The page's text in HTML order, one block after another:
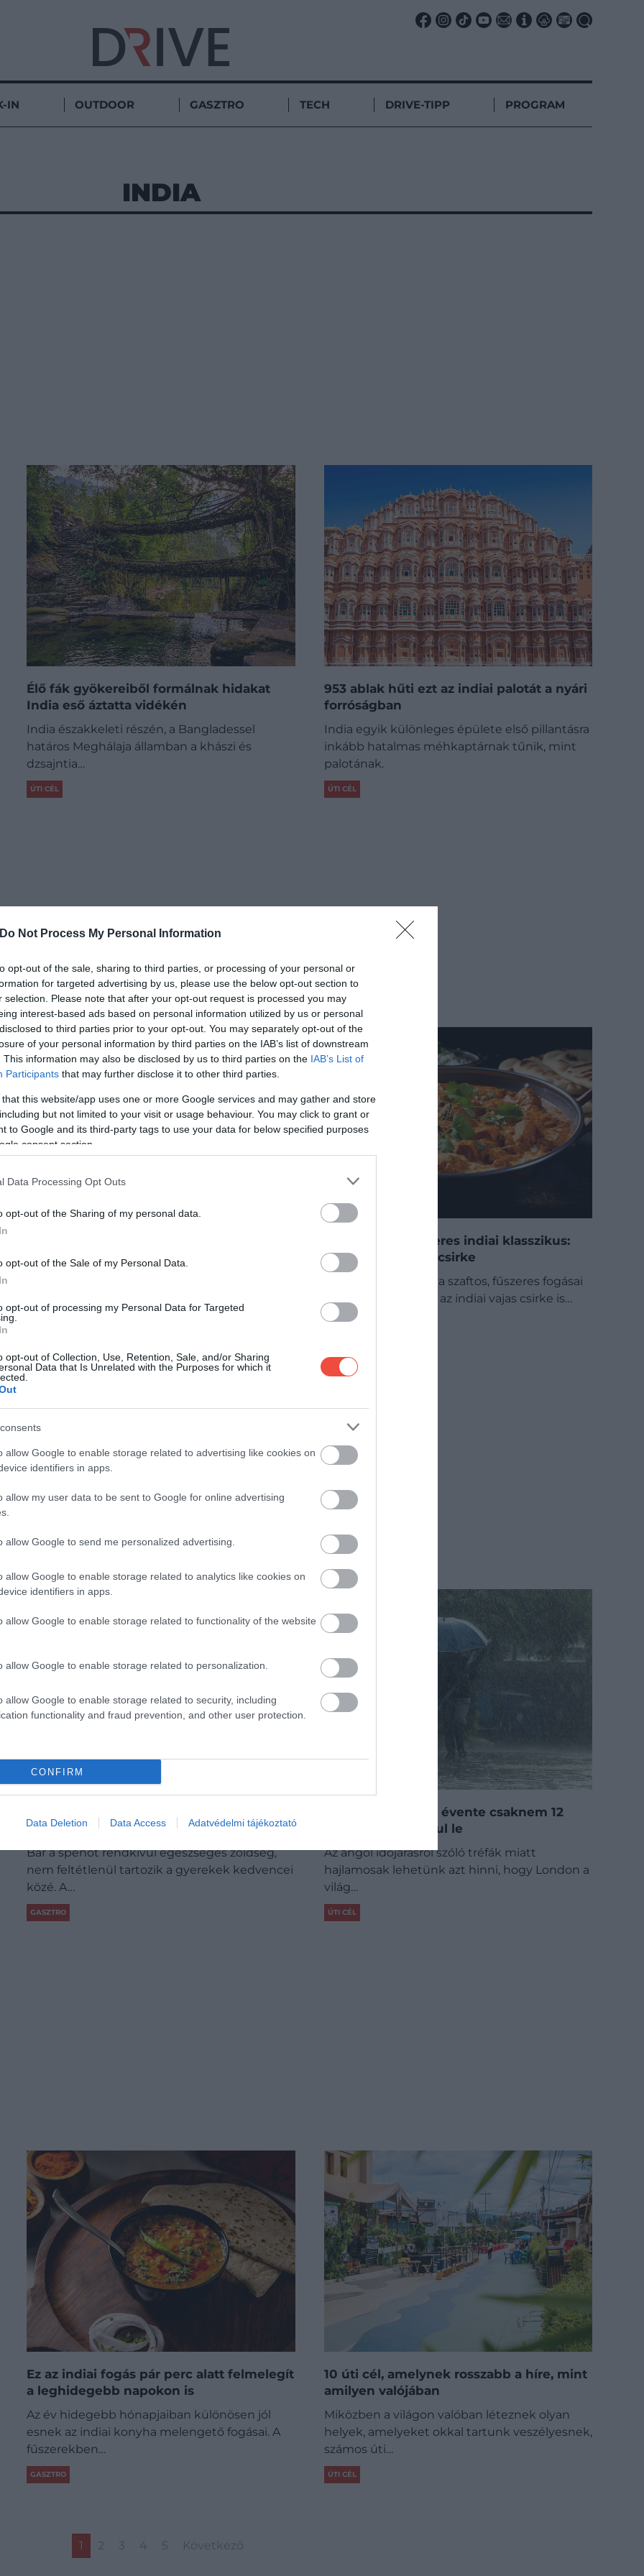
Do Not Process My Personal Information
opt-out of the sale, sharing to third parties, or processing of your personal or
for targeted advertising by us, please use the below opt-out section to
selection. Please note that after your opt-out request is processed you may
interest-based ads based on personal information utilized by us or personal
to third parties prior to your opt-out. You may separately opt-out of the
of your personal information by third parties on the IAB’s list of downstream
This information may also be disclosed by us to third parties on the IAB’s List of
Participants that may further disclose it to other third parties.
that this website/app uses one or more Google services and may gather and store
but not limited to your visit or usage behaviour. You may click to grant or
to Google and its third-party tags to use your data for below specified purposes
consent section.
Data Processing Opt Outs
opt-out of the Sharing of my personal data.
opt-out of the Sale of my Personal Data.
opt-out of processing my Personal Data for Targeted
opt-out of Collection, Use, Retention, Sale, and/or Sharing
Data that Is Unrelated with the Purposes for which it
allow Google to enable storage related to advertising like cookies on
identifiers in apps.
allow my user data to be sent to Google for online advertising
allow Google to send me personalized advertising.
allow Google to enable storage related to analytics like cookies on
identifiers in apps.
allow Google to enable storage related to functionality of the website
allow Google to enable storage related to personalization.
allow Google to enable storage related to security, including
functionality and fraud prevention, and other user protection.
CONFIRM
Data Deletion Data Access Adatvédelmi tájékoztató
IN OUTDOOR GASZTRO TECH DRIVE-TIPP PROGRAM
INDIA
Élő fák gyökereiből formálnak hidakat
India eső áztatta vidékén
India északkeleti részén, a Bangladessel
határos Meghálaja államban a khászi és
dzsajntia…
ÚTI CÉL
953 ablak hűti ezt az indiai palotát a nyári
forróságban
India egyik különleges épülete első pillantásra
inkább hatalmas méhkaptárnak tűnik, mint
palotának.
ÚTI CÉL
kockázatot jelent
hiszen a világ országainak túlnyomó többsége
Egy krémes, fűszeres indiai klasszikus:
így készül a vajas csirke
Ha a magyar konyha szaftos, fűszeres fogásai
közel állnak hozzád, az indiai vajas csirke is…
gyerekek sem tolják majd félre
Bár a spenót rendkívül egészséges zöldség,
nem feltétlenül tartozik a gyerekek kedvencei
közé. A…
GASZTRO
Van egy falu, ahol évente csaknem 12
méternyi eső zúdul le
Az angol időjárásról szóló tréfák miatt
hajlamosak lehetünk azt hinni, hogy London a
világ…
ÚTI CÉL
Ez az indiai fogás pár perc alatt felmelegít
a leghidegebb napokon is
Az év hidegebb hónapjaiban különösen jól
esnek az indiai konyha melengető fogásai. A
fűszerekben…
GASZTRO
10 úti cél, amelynek rosszabb a híre, mint
amilyen valójában
Miközben a világon valóban léteznek olyan
helyek, amelyeket okkal tartunk veszélyesnek,
számos úti…
ÚTI CÉL
1 2 3 4 5 Következő